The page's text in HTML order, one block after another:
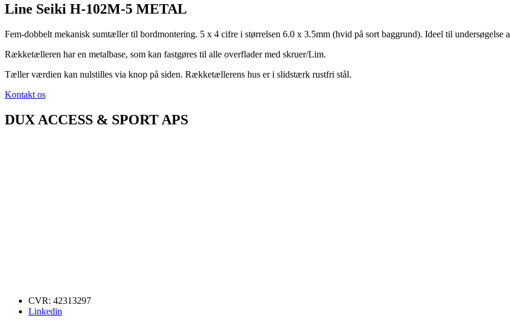
Line Seiki H-102M-5 METAL
Fem-dobbelt mekanisk sumtæller til bordmontering. 5 x 4 cifre i størrelsen 6.0 x 3.5mm (hvid på sort baggrund). Ideel til undersøgelse
Rækketælleren har en metalbase, som kan fastgøres til alle overflader med skruer/Lim.
Tæller værdien kan nulstilles via knop på siden. Rækketællerens hus er i slidstærk rustfri stål.
Kontakt os
DUX ACCESS & SPORT APS
CVR: 42313297
Linkedin